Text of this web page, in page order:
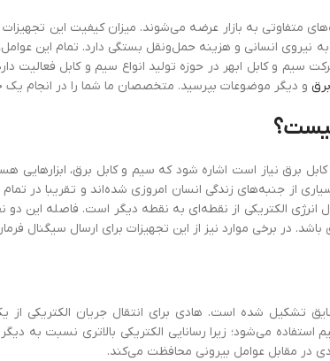
متفاوتی به بازار عرضه می‌شوند. میزان کیفیت این
نیروی انسانی و هزینه حمل‌ونقل بستگی دارد. تمام این
سیم و کابل ابهر در حوزه تولید انواع سیم و کابل فعالیت
و دیگر موضوعات بپرسید. متخصصان ما شما را در انجام یک
برق نیاز است اشاره شود که سیم و کابل برق، ابزارهایی
از جنبه‌های زندگی انسان امروزی شده‌اند و تقریبا
انرژی الکتریکی از نقطه‌ای به نقطه دیگر است. فاصله این
در برخی موارد نیز از این تجهیزات برای ارسال سیگنال
تشکیل شده است. هادی برای انتقال جریان الکتریکی از
در مقابل عوامل بیرونی محافظت می‌کند.